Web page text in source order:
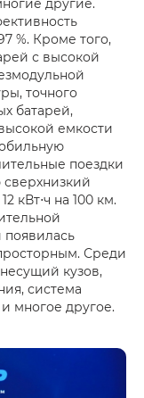
%. Кроме того,
с высокой
точного
батарей,
емкости
поездки
кВт⋅ч на 100 км.
появилась
Среди
кузов,
система
многое другое.